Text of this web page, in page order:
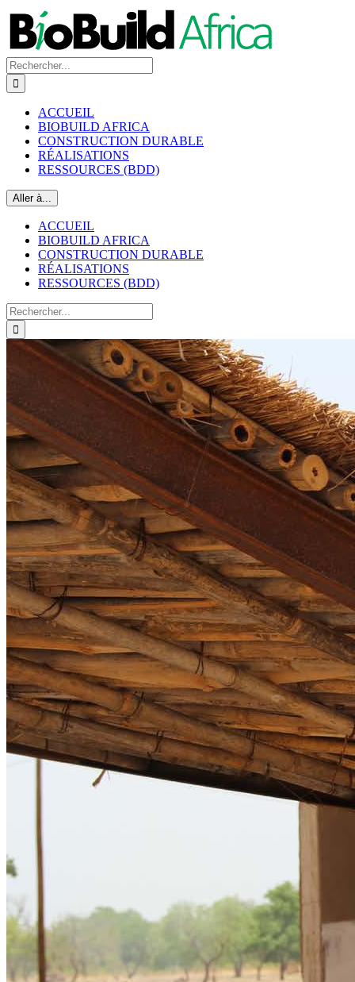
Passer
contenu
Rechercher:
ACCUEIL
BIOBUILD AFRICA
CONSTRUCTION DURABLE
RÉALISATIONS
RESSOURCES (BDD)
Aller à...
ACCUEIL
BIOBUILD AFRICA
CONSTRUCTION DURABLE
RÉALISATIONS
RESSOURCES (BDD)
Rechercher: